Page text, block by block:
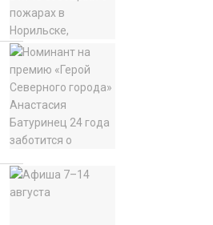
филиал
47
площадок
лыжную